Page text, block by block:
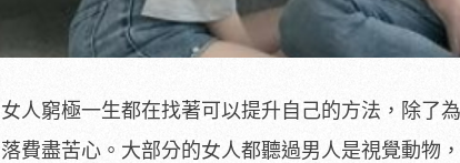
女人窮極一生都在找著可以提升自己的方法，除了
落費盡苦心。大部分的女人都聽過男人是視覺動物